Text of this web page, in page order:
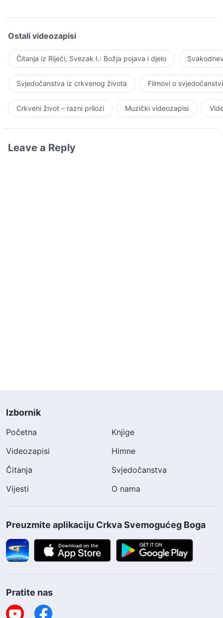
Ostali videozapisi
Čitanja iz Riječi, Svezak I.: Božja pojava i djelo
Svjedočanstva iz crkvenog života Filmovi o
Crkveni život – razni prilozi Muzički videozapisi
Leave a Reply
Izbornik
Početna
Knjige
Videozapisi
Himne
Čitanja
Svjedočanstva
Vijesti
O nama
Preuzmite aplikaciju Crkva Svemogućeg Boga
Pratite nas